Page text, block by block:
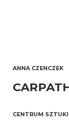
ANNA CZENCZEK
CENTRUM